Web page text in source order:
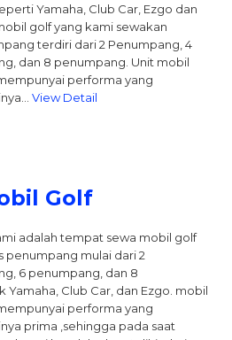
Yamaha, Club Car, Ezgo dan
golf yang kami sewakan
terdiri dari 2 Penumpang, 4
dan 8 penumpang. Unit mobil
performa yang
View Detail
Golf
adalah tempat sewa mobil golf
mulai dari 2
6 penumpang, dan 8
Club Car, dan Ezgo. mobil
performa yang
prima ,sehingga pada saat